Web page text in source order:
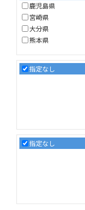
鹿児島県
宮崎県
大分県
熊本県
指定なし
指定なし